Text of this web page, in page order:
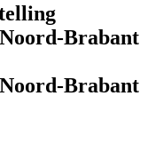
Brabant
Brabant